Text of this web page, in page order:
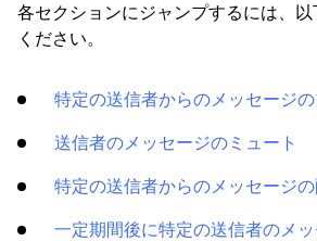
Questions
各セクションにジャンプするには、
ください。
特定の送信者からのメッセージ
送信者のメッセージのミュート
特定の送信者からのメッセージ
一定期間後に特定の送信者のメ